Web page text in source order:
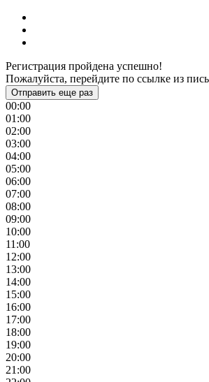
Регистрация пройдена успешно!
Пожалуйста, перейдите по ссылке из
Отправить еще раз
00:00
01:00
02:00
03:00
04:00
05:00
06:00
07:00
08:00
09:00
10:00
11:00
12:00
13:00
14:00
15:00
16:00
17:00
18:00
19:00
20:00
21:00